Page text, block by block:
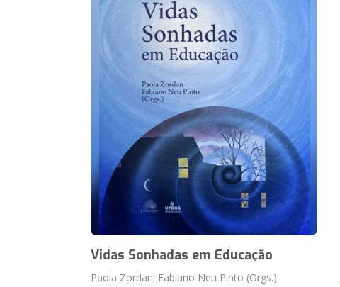
Vidas Sonhadas em Educação
Paola Zordan; Fabiano Neu Pinto (Orgs.)